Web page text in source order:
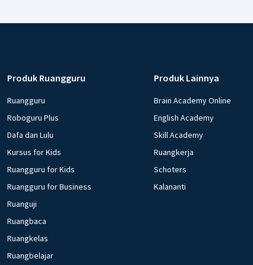
Produk Ruangguru
Ruangguru
Roboguru Plus
Dafa dan Lulu
Kursus for Kids
Ruangguru for Kids
Ruangguru for Business
Ruanguji
Ruangbaca
Ruangkelas
Ruangbelajar
Produk Lainnya
Brain Academy Online
English Academy
Skill Academy
Ruangkerja
Schoters
Kalananti